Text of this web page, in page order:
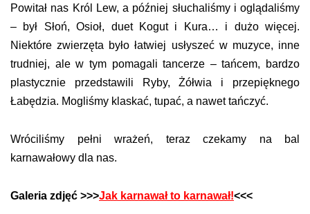
Powitał nas Król Lew, a później słuchaliśmy i oglądaliśmy
– był Słoń, Osioł, duet Kogut i Kura… i dużo więcej.
Niektóre zwierzęta było łatwiej usłyszeć w muzyce, inne
trudniej, ale w tym pomagali tancerze – tańcem, bardzo
plastycznie przedstawili Ryby, Żółwia i przepięknego
Łabędzia. Mogliśmy klaskać, tupać, a nawet tańczyć.
Wróciliśmy pełni wrażeń, teraz czekamy na bal
karnawałowy dla nas.
Galeria zdjęć >>>Jak karnawał to karnawał!<<<